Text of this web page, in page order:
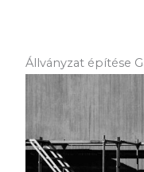
Állványzat építése